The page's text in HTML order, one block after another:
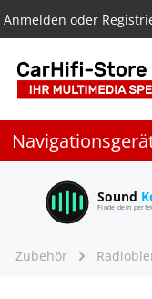
Anmelden oder
Sound
Finde dein
Zubehör